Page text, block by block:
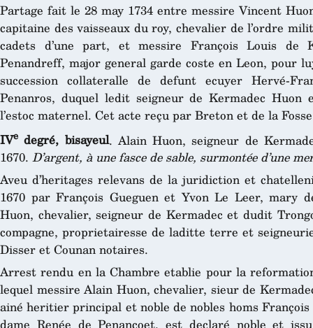
Partage fait le 28 may 1734 entre messire Vincent
capitaine des vaisseaux du roy, chevalier de l’ordre
cadets d’une part, et messire François Louis de
Penandreff, major general garde coste en Leon, pour
succession collateralle de defunt ecuyer Hervé-
Penanros, duquel ledit seigneur de Kermadec
l’estoc maternel. Cet acte reçu par Breton et de la
IVe degré, bisayeul. Alain Huon, seigneur de
1670. D’argent, à une fasce de sable, surmontée d’une
Aveu d’heritages relevans de la juridiction et
1670 par François Gueguen et Yvon Le Leer, mary
Huon, chevalier, seigneur de Kermadec et dudit
compagne, proprietairesse de laditte terre et
Disser et Counan notaires.
Arrest rendu en la Chambre etablie pour la
lequel messire Alain Huon, chevalier, sieur de
ainé heritier principal et noble de nobles homs
dame Renée de Penancoet, est declaré noble et